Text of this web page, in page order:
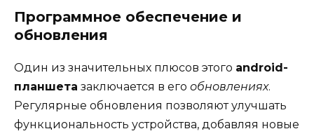
Программное обеспечение и
обновления
Один из значительных плюсов этого android-
планшета заключается в его обновлениях.
Регулярные обновления позволяют улучшать
функциональность устройства, добавляя новые